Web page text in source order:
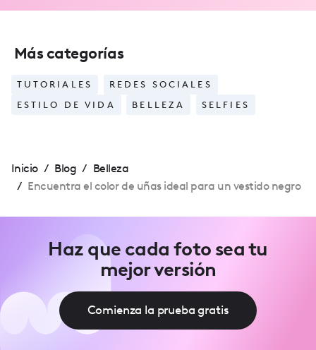
Más categorías
TUTORIALES
REDES SOCIALES
ESTILO DE VIDA
BELLEZA SELFIES
Inicio / Blog / Belleza
/ Encuentra el color de uñas ideal para un vestido negro
Haz que cada foto sea tu
mejor versión
Comienza la prueba gratis